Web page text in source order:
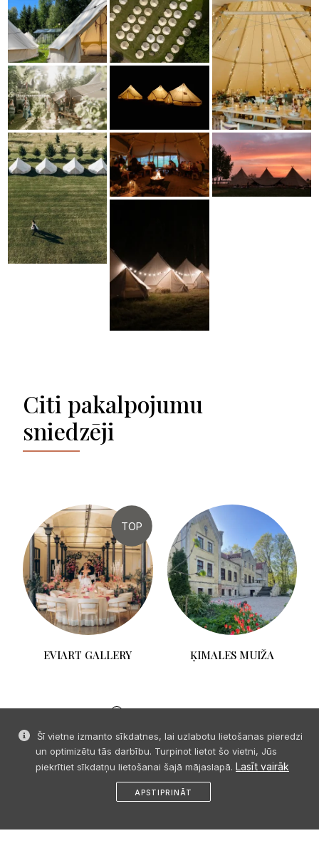
Citi pakalpojumu
sniedzēji
TOP
EVIART GALLERY ĶIMALES MUIŽA
Šī vietne izmanto sīkdatnes, lai uzlabotu lietošanas pieredzi
un optimizētu tās darbību. Turpinot lietot šo vietni, Jūs
piekrītiet sīkdatņu lietošanai šajā mājaslapā. Lasīt vairāk
APSTIPRINĀT
© 2026 SIA "Event Organization" visas tiesības paturētas. Bez